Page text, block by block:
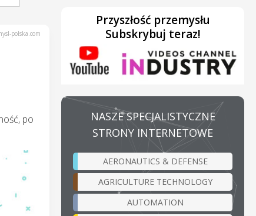
polska.com
po
Przyszłość przemysłu
Subskrybuj teraz!
NASZE SPECJALISTYCZNE
STRONY INTERNETOWE
AERONAUTICS & DEFENSE
AGRICULTURE TECHNOLOGY
AUTOMATION